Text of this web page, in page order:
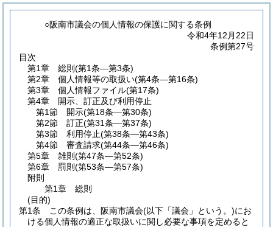
○阪南市議会の個人情報の保護に関する条例
令和4年12月22日
条例第27号
目次
第1章
総則 (第1条―第3条)
第2章
個人情報等の取扱い(第4条―第16条)
第3章
個人情報ファイル(第17条)
第4章
開示、訂正及び利用停止
第1節
開示(第18条―第30条)
第2節
訂正(第31条―第37条)
第3節
利用停止(第38条―第43条)
第4節
審査請求(第44条―第46条)
第5章
雑則 (第47条―第52条)
第6章
罰則 (第53条―第57条)
附則
第1章
総則
(目的)
第1条
この条例は、阪南市議会(以下「議会」という。)にお
ける個人情報の適正な取扱いに関し必要な事項を定めると